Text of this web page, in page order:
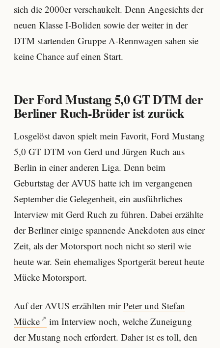
sich die 2000er verschaukelt. Denn Angesichts der
neuen Klasse I-Boliden sowie der weiter in der
DTM startenden Gruppe A-Rennwagen sahen sie
keine Chance auf einen Start.
Der Ford Mustang 5,0 GT DTM der
Berliner Ruch-Brüder ist zurück
Losgelöst davon spielt mein Favorit, Ford Mustang
5,0 GT DTM von Gerd und Jürgen Ruch aus
Berlin in einer anderen Liga. Denn beim
Geburtstag der AVUS hatte ich im vergangenen
September die Gelegenheit, ein ausführliches
Interview mit Gerd Ruch zu führen. Dabei erzählte
der Berliner einige spannende Anekdoten aus einer
Zeit, als der Motorsport noch nicht so steril wie
heute war. Sein ehemaliges Sportgerät bereut heute
Mücke Motorsport.
Auf der AVUS erzählten mirPeter und Stefan
Mücke
im Interview noch, welche Zuneigung
der Mustang noch erfordert. Daher ist es toll, den